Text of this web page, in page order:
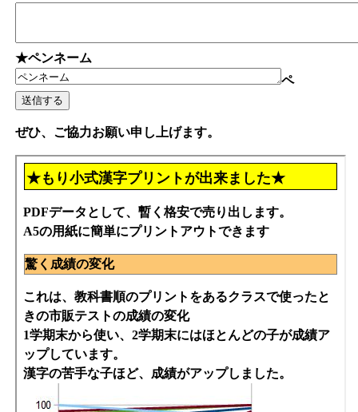
★ペンネーム
ペ
ぜひ、ご協力お願い申し上げます。